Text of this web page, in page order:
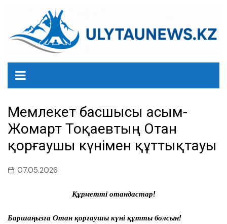
содержанию
Мемлекет басшысы Қасым-
Жомарт Тоқаевтың Отан
қорғаушы күнімен құттықтауы
07.05.2026
Құрметті отандастар!
Баршаңызға Отан қорғаушы күні құтты болсын!